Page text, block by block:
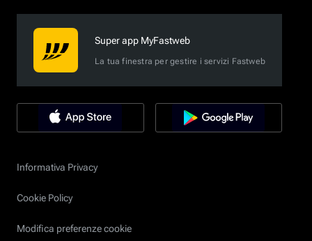
Super app MyFastweb
La tua finestra per gestire i servizi Fastweb
Informativa Privacy
Cookie Policy
Modifica preferenze cookie